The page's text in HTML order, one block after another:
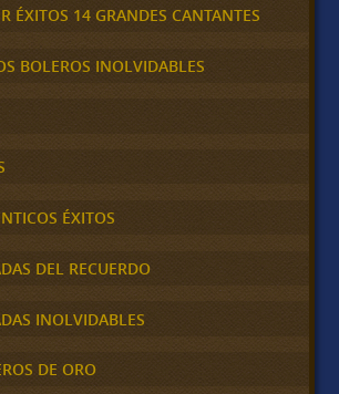
ÉXITOS 14 GRANDES CANTANTES
BOLEROS INOLVIDABLES
ÉXITOS
DEL RECUERDO
INOLVIDABLES
DE ORO